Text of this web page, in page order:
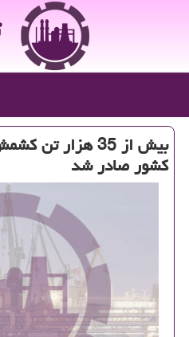
بیش از 35 هزار
كشور صادر شد